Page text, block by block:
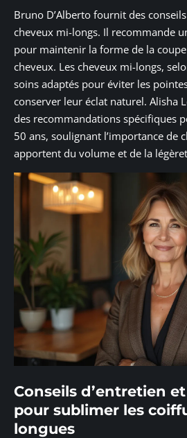
Bruno D’Alberto fournit des
cheveux mi-longs. Il recommande
pour maintenir la forme de la
cheveux. Les cheveux mi-longs,
soins adaptés pour éviter les
conserver leur éclat naturel. Alisha
des recommandations spécifiques
50 ans, soulignant l’importance de
apportent du volume et de la
Conseils d’entretien
pour sublimer les
longues